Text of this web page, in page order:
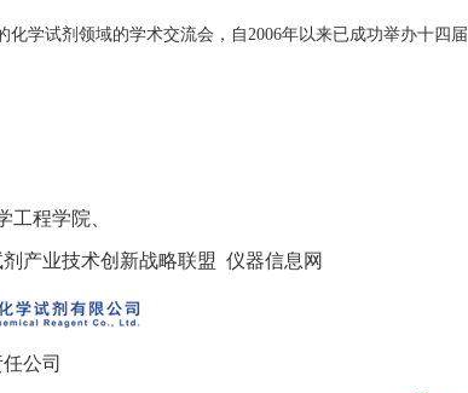
学试剂领域的学术交流会，自2006年以来已成功举办十四
工程学院、
剂产业技术创新战略联盟 仪器信息网
公司